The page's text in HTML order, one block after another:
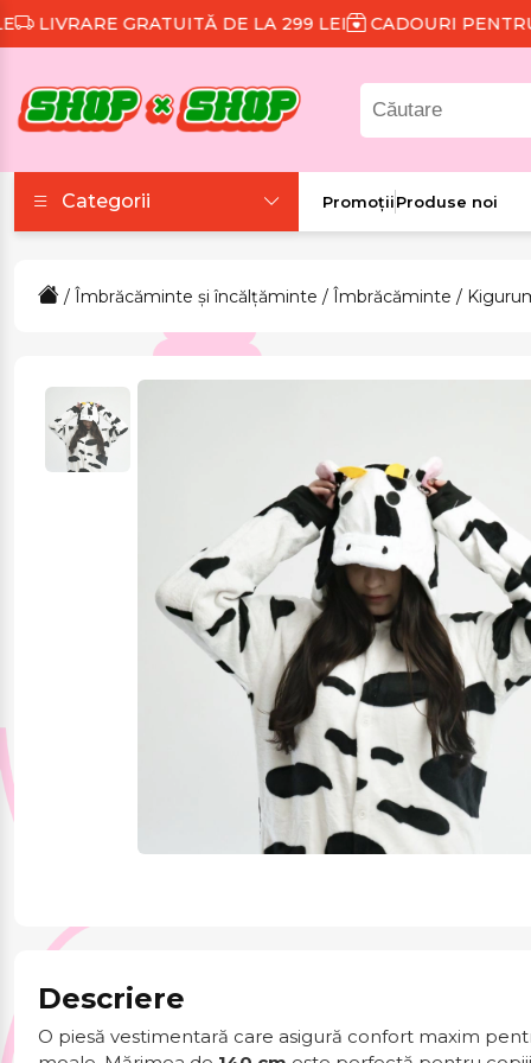
GRATUITĂ DE LA 299 LEI CADOURI PENTRU
Categorii
Colecții tematice
Frumusețe și sănătate
Îmbrăcăminte și
PromoțiiProduse noi
/ Îmbrăcăminte și încălțăminte / Îmbrăcăminte /
Descriere
O piesă vestimentară care asigură confort maxim